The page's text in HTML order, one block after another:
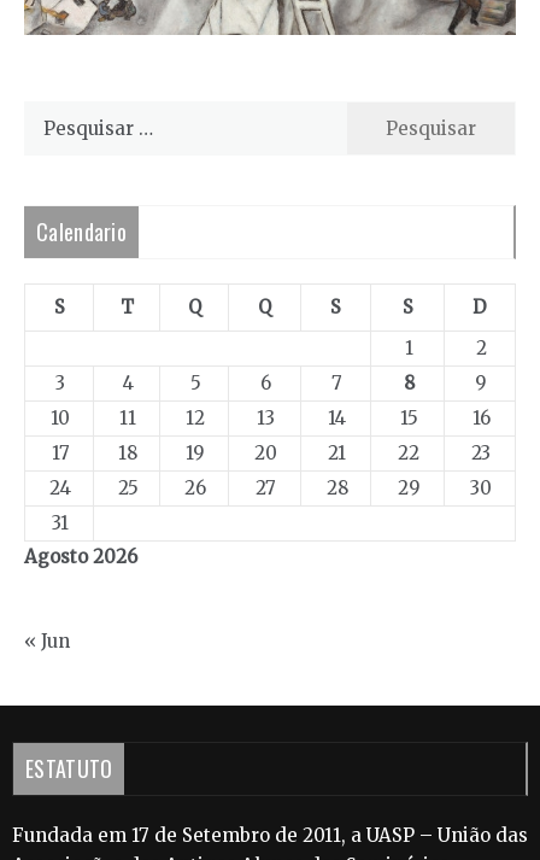
Pesquisar
Calendario
Agosto 2026
S T Q Q S S
D
1
2
3
4 5 6 7 8
9
10
11 12 13 14 15
16
17
18 19 20 21 22
23
24
25 26 27 28 29
30
31
« Jun
ESTATUTO
Fundada em 17 de Setembro de 2011, a UASP – União das